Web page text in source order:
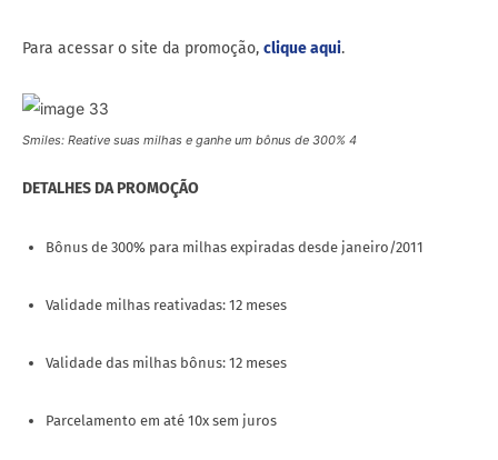
Para acessar o site da promoção, clique aqui.
Smiles: Reative suas milhas e ganhe um bônus de 300% 4
DETALHES DA PROMOÇÃO
Bônus de 300% para milhas expiradas desde janeiro/2011
Validade milhas reativadas: 12 meses
Validade das milhas bônus: 12 meses
Parcelamento em até 10x sem juros